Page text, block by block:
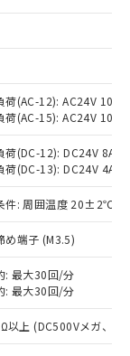
荷(AC-12): AC24V 10A/
荷(AC-15): AC24V
荷(DC-12): DC24V 8A/
荷(DC-13): DC24V 4A/
件: 周囲温度 20±2℃、
め端子 (M3.5)
: 最大30回/分
: 最大30回/分
以上 (DC500Vメガ、点
のうえ
業取扱
価格
ので
には、
もある
果は、
内デー
り、閲
よび標
の非含
のある
質）の
出す予
質）の
認中の
で、有
として
などや
下、 カド
RoHSの
RoHSの
。
へお問
カドミウ
、外国
商品
を輸出
取引許